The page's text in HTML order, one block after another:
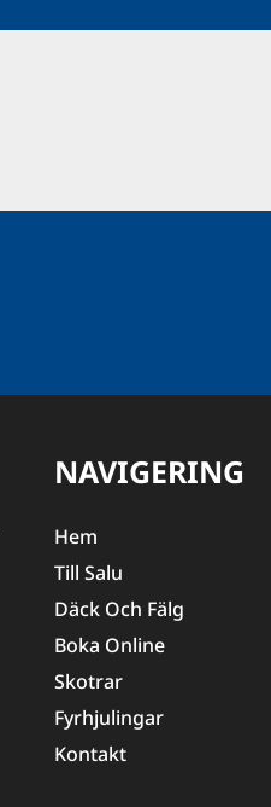
NAVIGERING
Hem
Till Salu
Däck Och Fälg
Boka Online
Skotrar
Fyrhjulingar
Kontakt